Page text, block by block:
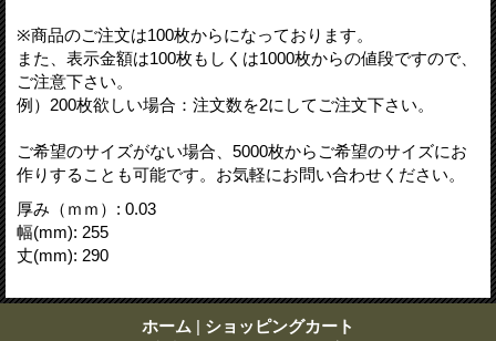
※商品のご注文は100枚からになっております。
また、表示金額は100枚もしくは1000枚からの値段ですので、
ご注意下さい。
例）200枚欲しい場合：注文数を2にしてご注文下さい。
ご希望のサイズがない場合、5000枚からご希望のサイズにお
作りすることも可能です。お気軽にお問い合わせください。
厚み（ｍｍ） : 0.03
幅(mm): 255
丈(mm): 290
ホーム | ショッピングカート